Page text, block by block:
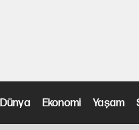
Dünya Ekonomi Yaşam
ortak adı belli oldu: Türkiye’de en yaygın